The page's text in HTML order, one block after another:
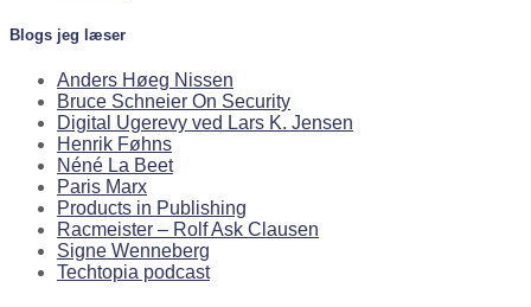
Blogs jeg læser
Anders Høeg Nissen
Bruce Schneier On Security
Digital Ugerevy ved Lars K. Jensen
Henrik Føhns
Néné La Beet
Paris Marx
Products in Publishing
Racmeister – Rolf Ask Clausen
Signe Wenneberg
Techtopia podcast